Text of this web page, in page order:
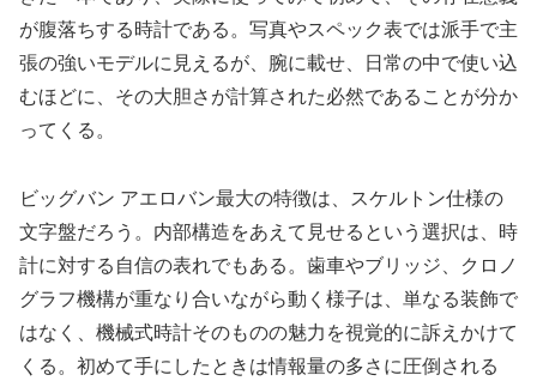
が腹落ちする時計である。写真やスペック表では派手で主
張の強いモデルに見えるが、腕に載せ、日常の中で使い込
むほどに、その大胆さが計算された必然であることが分か
ってくる。
ビッグバン アエロバン最大の特徴は、スケルトン仕様の
文字盤だろう。内部構造をあえて見せるという選択は、時
計に対する自信の表れでもある。歯車やブリッジ、クロノ
グラフ機構が重なり合いながら動く様子は、単なる装飾で
はなく、機械式時計そのものの魅力を視覚的に訴えかけて
くる。初めて手にしたときは情報量の多さに圧倒される